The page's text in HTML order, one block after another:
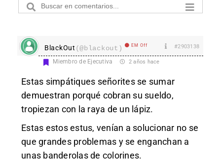
BlackOut (@blackout) EM Off #2903138
Miembro de Ejecutiva 2 años hace
Estas simpátiques señorites se sumar
demuestran porqué cobran su sueldo,
tropiezan con la raya de un lápiz.
Estas estos estus, venían a solucionar no se
que grandes problemas y se enganchan a
unas banderolas de colorines.